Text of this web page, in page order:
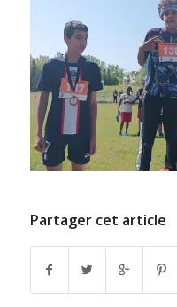
Partager cet article